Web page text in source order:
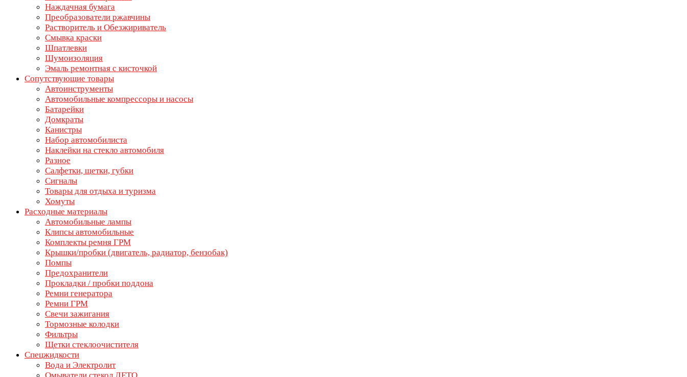
Наждачная бумага
Преобразователи ржавчины
Растворитель и Обезжириватель
Смывка краски
Шпатлевки
Шумоизоляция
Эмаль ремонтная с кисточкой
Сопутствующие товары
Автоинструменты
Автомобильные компрессоры и насосы
Батарейки
Домкраты
Канистры
Набор автомобилиста
Наклейки на стекло автомобиля
Разное
Салфетки, щетки, губки
Сигналы
Товары для отдыха и туризма
Хомуты
Расходные материалы
Автомобильные лампы
Клипсы автомобильные
Комплекты ремня ГРМ
Крышки/пробки (двигатель, радиатор, бензобак)
Помпы
Предохранители
Прокладки / пробки поддона
Ремни генератора
Ремни ГРМ
Свечи зажигания
Тормозные колодки
Фильтры
Щетки стеклоочистителя
Спецжидкости
Вода и Электролит